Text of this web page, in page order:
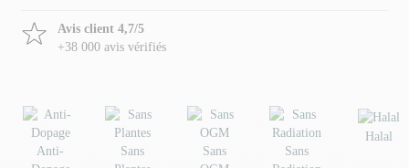
Avis client 4,7/5
+38 000 avis vérifiés
Anti-
Sans
Sans
Sans
Halal